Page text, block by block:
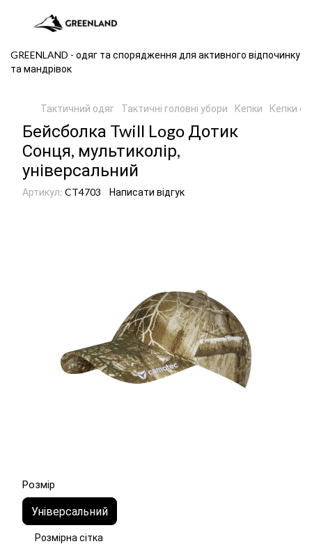
GREENLAND - одяг та спорядження для активного відпочинку
та мандрівок
Тактичний одяг Тактичні головні убори Кепки Кепки
Бейсболка Twill Logo Дотик
Сонця, мультиколір,
універсальний
Артикул: CT4703 Написати відгук
Розмір
Універсальний
Розмірна сітка